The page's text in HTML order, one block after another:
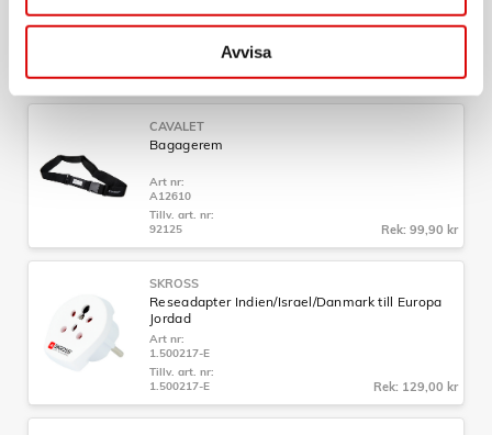
Avvisa
Art nr:
CAVALET
Bagagerem
Art nr:
A12610
Tillv. art. nr:
92125
Rek: 99,90 kr
SKROSS
Reseadapter Indien/Israel/Danmark till Europa
Jordad
Art nr:
1.500217-E
Tillv. art. nr:
1.500217-E
Rek: 129,00 kr